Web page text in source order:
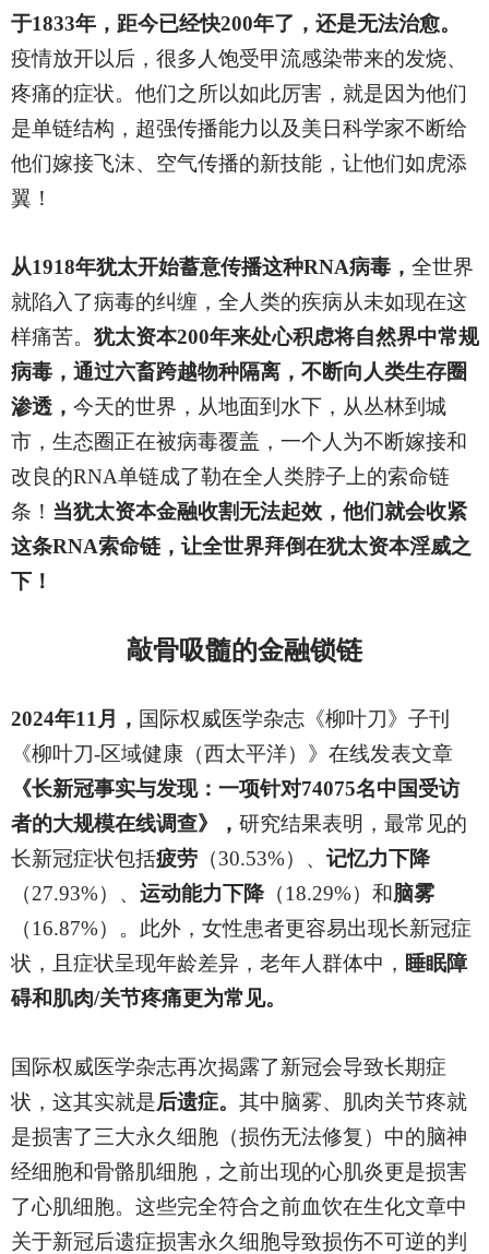
于1833年，距今已经快200年了，还是无法治愈。
疫情放开以后，很多人饱受甲流感染带来的发烧、
疼痛的症状。他们之所以如此厉害，就是因为他们
是单链结构，超强传播能力以及美日科学家不断给
他们嫁接飞沫、空气传播的新技能，让他们如虎添
翼！
从1918年犹太开始蓄意传播这种RNA病毒， 全世界
就陷入了病毒的纠缠，全人类的疾病从未如现在这
样痛苦。 犹太资本200年来处心积虑将自然界中常规
病毒，通过六畜跨越物种隔离，不断向人类生存圈
渗透， 今天的世界，从地面到水下，从丛林到城
市，生态圈正在被病毒覆盖，一个人为不断嫁接和
改良的RNA单链成了勒在全人类脖子上的索命链
条！ 当犹太资本金融收割无法起效，他们就会收紧
这条RNA索命链，让全世界拜倒在犹太资本淫威之
下！
敲骨吸髓的金融锁链
2024年11月， 国际权威医学杂志《柳叶刀》子刊
《柳叶刀-区域健康（西太平洋）》在线发表文章
《长新冠事实与发现：一项针对74075名中国受访
者的大规模在线调查》， 研究结果表明，最常见的
长新冠症状包括疲劳（30.53%）、 记忆力下降
（27.93%）、 运动能力下降（18.29%）和脑雾
（16.87%）。此外，女性患者更容易出现长新冠症
状，且症状呈现年龄差异，老年人群体中， 睡眠障
碍和肌肉/关节疼痛更为常见。
国际权威医学杂志再次揭露了新冠会导致长期症
状，这其实就是后遗症。 其中脑雾、肌肉关节疼就
是损害了三大永久细胞（损伤无法修复）中的脑神
经细胞和骨骼肌细胞，之前出现的心肌炎更是损害
了心肌细胞。这些完全符合之前血饮在生化文章中
关于新冠后遗症损害永久细胞导致损伤不可逆的判